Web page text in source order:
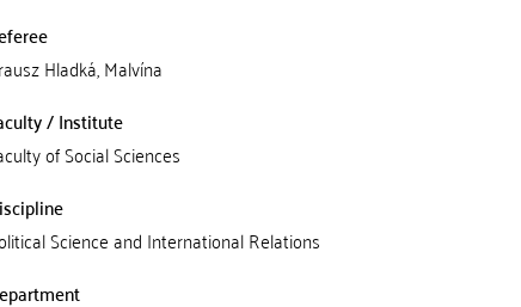
Hladká, Malvína
/ Institute
of Social Sciences
Science and International Relations